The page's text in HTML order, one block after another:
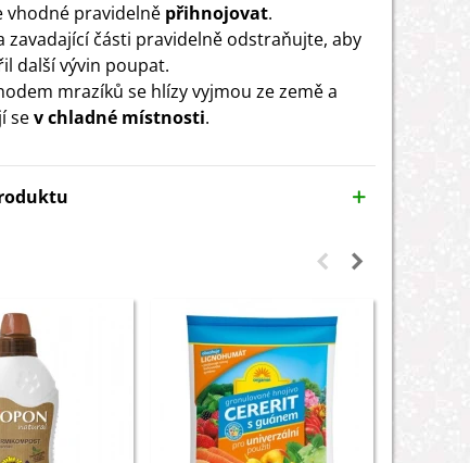
vhodné pravidelně přihnojovat.
zavadající části pravidelně odstraňujte, aby
další vývin poupat.
mrazíků se hlízy vyjmou ze země a
sev chladné místnosti.